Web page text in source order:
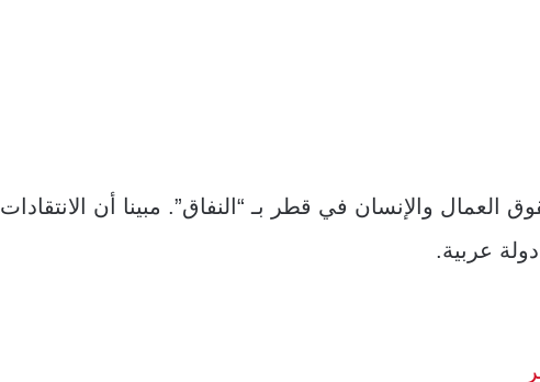
العمال والإنسان في قطر بـ “النفاق”. مبينا أن الانتقادات
عربية.